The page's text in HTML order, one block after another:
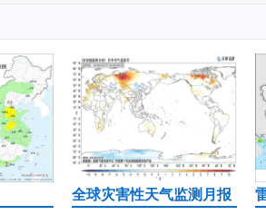
全球灾害性天气监测月报